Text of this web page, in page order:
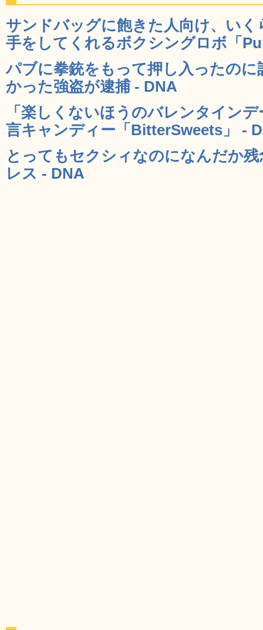
サンドバッグに飽きた人向け、い
手をしてくれるボクシングロボ「
パブに拳銃をもって押し入ったの
かった強盗が逮捕 - DNA
「楽しくないほうのバレンタイン
言キャンディー「BitterSweets」 -
とってもセクシィなのになんだか
レス - DNA